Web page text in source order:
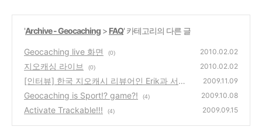
'Archive - Geocaching > FAQ' 카테고리의 다른 글
Geocaching live 화면 (0) 2010.02.02
지오캐싱 라이브 (0) 2010.02.02
[인터뷰] 한국 지오캐시 리뷰어인 Erik과 서면
인터뷰
(0)
2009.11.09
Geocaching is Sport!? game?! (4) 2009.10.08
Activate Trackable!!! (4) 2009.09.15